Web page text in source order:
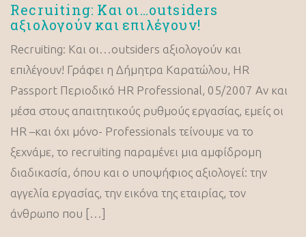
Recruiting: Και οι…outsiders
αξιολογούν και επιλέγουν!
Recruiting: Και οι…outsiders αξιολογούν και
επιλέγουν! Γράφει η Δήμητρα Καρατώλου, HR
Passport Περιοδικό HR Professional, 05/2007 Αν και
μέσα στους απαιτητικούς ρυθμούς εργασίας, εμείς οι
HR –και όχι μόνο- Professionals τείνουμε να το
ξεχνάμε, το recruiting παραμένει μια αμφίδρομη
διαδικασία, όπου και ο υποψήφιος αξιολογεί: την
αγγελία εργασίας, την εικόνα της εταιρίας, τον
άνθρωπο που […]